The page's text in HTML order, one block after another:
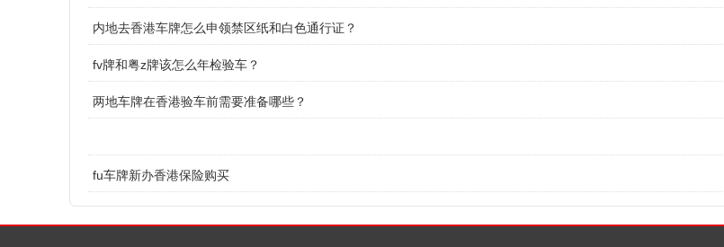
内地去香港车牌怎么申领禁区纸和白色通行证？
fv牌和粤z牌该怎么年检验车？
两地车牌在香港验车前需要准备哪些？
fu车牌新办香港保险购买